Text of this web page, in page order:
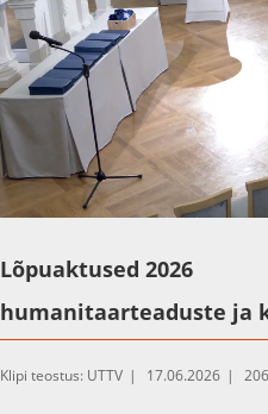
UnmuteLoaded
0.47%
Lõpuaktused 2026
humanitaarteaduste ja
Klipi teostus: UTTV 17.06.2026